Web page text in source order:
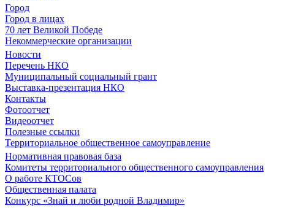
Город
Город в лицах
70 лет Великой Победе
Некоммерческие организации
Новости
Перечень НКО
Муниципальный социальный грант
Выставка-презентация НКО
Контакты
Фотоотчет
Видеоотчет
Полезные ссылки
Территориальное общественное самоуправление
Нормативная правовая база
Комитеты территориального общественного самоуправления
О работе КТОСов
Общественная палата
Конкурс «Знай и люби родной Владимир»